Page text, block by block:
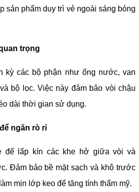
sản phẩm duy trì vẻ ngoài sáng bóng
trọng
kỳ các bộ phận như ống nước, van
bộ lọc. Việc này đảm bảo vòi chậu
dài thời gian sử dụng.
ngăn rò rỉ
để lấp kín các khe hở giữa vòi và
Đảm bảo bề mặt sạch và khô trước
mịn lớp keo để tăng tính thẩm mỹ.